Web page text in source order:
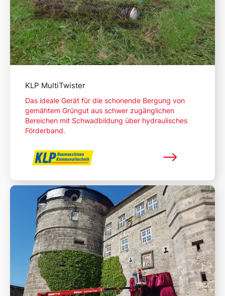
KLP MultiTwister
Das ideale Gerät für die schonende Bergung von
gemähtem Grüngut aus schwer zugänglichen
Bereichen mit Schwadbildung über hydraulisches
Förderband.
Mehr lesen